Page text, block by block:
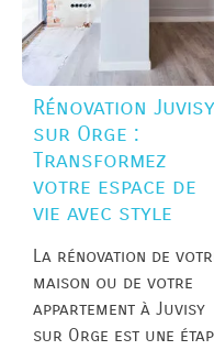
Rénovation Juvisy
sur Orge :
Transformez
votre espace de
vie avec style
La rénovation de
maison ou de votre
appartement à Juvisy
sur Orge est une